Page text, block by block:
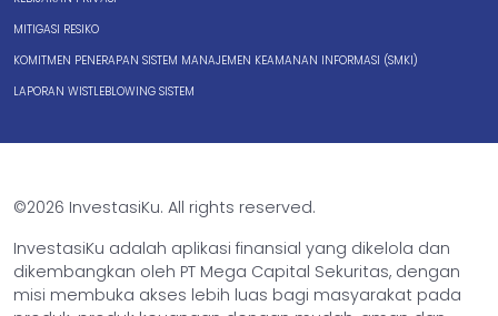
MITIGASI RESIKO
KOMITMEN PENERAPAN SISTEM MANAJEMEN KEAMANAN INFORMASI (SMKI)
LAPORAN WISTLEBLOWING SISTEM
©2026 InvestasiKu. All rights reserved.
InvestasiKu adalah aplikasi finansial yang dikelola dan
dikembangkan oleh PT Mega Capital Sekuritas, dengan
misi membuka akses lebih luas bagi masyarakat pada